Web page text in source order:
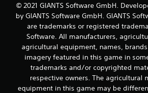
© 2021 GIANTS Software GmbH.
by GIANTS Software GmbH. GIANTS
are trademarks or registered
Software. All manufacturers,
agricultural equipment, names,
imagery featured in this game in
trademarks and/or copyrighted
respective owners. The agricultural
equipment in this game may be